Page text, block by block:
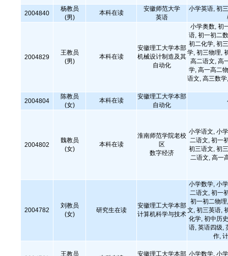
2004840
杨教员
(男)
本科在读
安徽师范大学
英语
小学英语, 初
2004829
王教员
(男)
本科在读
安徽理工大学本部
机械设计制造及其
自动化
小学奥数, 初
语, 初一初二
初二化学, 初
学, 初三物理,
高二语文, 高
学, 高一高二
语文, 高三数
2004804
陈教员
(女)
本科在读
安徽理工大学本部
自动化
2004802
魏教员
(女)
本科在读
淮南师范学院老校
区
数字经济
小学语文, 小
二语文, 初一
初三语文, 初
二语文, 高一
2004782
刘教员
(女)
研究生在读
安徽理工大学本部
计算机科学与技术
小学数学, 小
二语文, 初一
初一初二物
文, 初三英语,
化学, 初中历
语, 英语四级,
作,
王教员
安徽理工大学本部 小学数学, 小